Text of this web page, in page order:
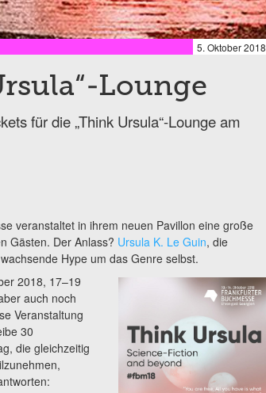
5. Oktober 2018
Lounge
für die „Think Ursula“-Lounge am
veranstaltet in ihrem neuen Pavillon eine große
Gästen. Der Anlass? Ursula K. Le Guin, die
Hype um das Genre selbst.
2018, 17–19
auch noch
Veranstaltung
30
die gleichzeitig